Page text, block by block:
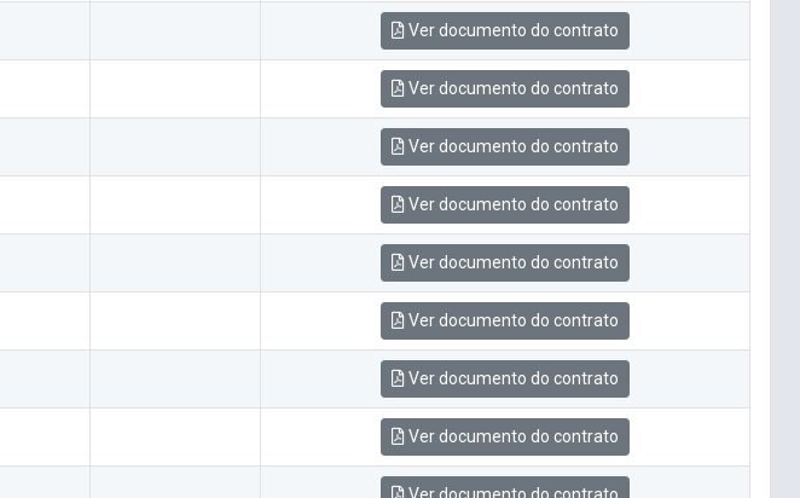
Ver documento do contrato
Ver documento do contrato
Ver documento do contrato
Ver documento do contrato
Ver documento do contrato
Ver documento do contrato
Ver documento do contrato
Ver documento do contrato